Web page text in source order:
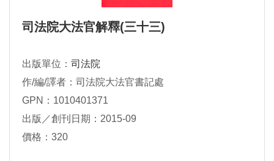
司法院大法官解釋(三十三)
出版單位： 司法院
作/編/譯者：司法院大法官書記處
GPN：1010401371
出版／創刊日期：2015-09
價格：320